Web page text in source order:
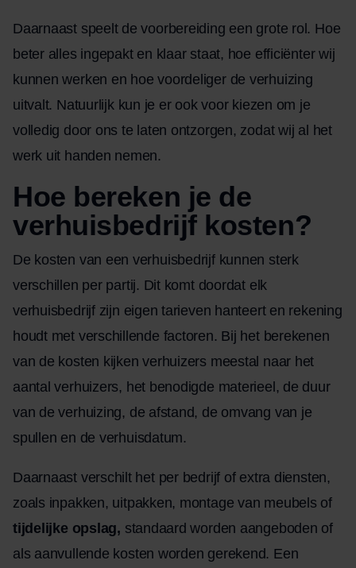
Daarnaast speelt de voorbereiding een grote rol. Hoe
beter alles ingepakt en klaar staat, hoe efficiënter wij
kunnen werken en hoe voordeliger de verhuizing
uitvalt. Natuurlijk kun je er ook voor kiezen om je
volledig door ons te laten ontzorgen, zodat wij al het
werk uit handen nemen.
Hoe bereken je de
verhuisbedrijf kosten?
De kosten van een verhuisbedrijf kunnen sterk
verschillen per partij. Dit komt doordat elk
verhuisbedrijf zijn eigen tarieven hanteert en rekening
houdt met verschillende factoren. Bij het berekenen
van de kosten kijken verhuizers meestal naar het
aantal verhuizers, het benodigde materieel, de duur
van de verhuizing, de afstand, de omvang van je
spullen en de verhuisdatum.
Daarnaast verschilt het per bedrijf of extra diensten,
zoals inpakken, uitpakken, montage van meubels of
tijdelijke opslag, standaard worden aangeboden of
als aanvullende kosten worden gerekend. Een